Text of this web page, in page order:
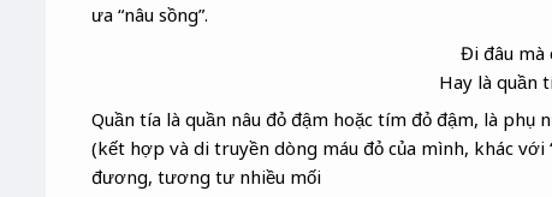
ưa “nâu sồng”.
Đi đâu mà
Hay là quần
Quần tía là quần nâu đỏ đậm hoặc tím đỏ đậm, là phụ
(kết hợp và di truyền dòng máu đỏ của mình, khác với
đương, tương tư nhiều mối